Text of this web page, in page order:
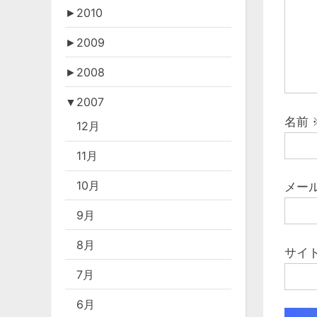
名前
メー
サイト
► 2010
► 2009
► 2008
▼ 2007
12月
11月
10月
9月
8月
7月
6月